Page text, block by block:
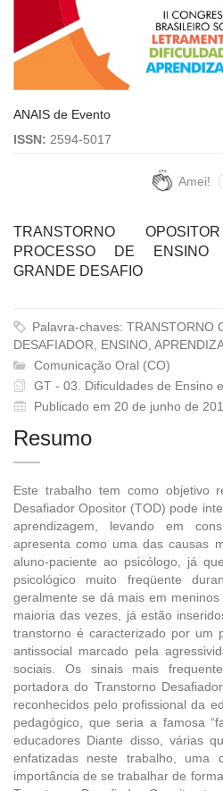
ANAIS de Evento
ISSN: 2594-5017
Amei!
TRANSTORNO
PROCESSO DE ENSINO
GRANDE DESAFIO
Palavra-chaves: TRANSTORNO
DESAFIADOR, ENSINO,
Comunicação Oral (CO)
GT - 03. Dificuldades de Ensino
Publicado em 20 de junho de
Resumo
Este trabalho tem como objetivo
Desafiador Opositor (TOD) pode
aprendizagem, levando em
apresenta como uma das causas
aluno-paciente ao psicólogo, já
psicológico muito freqüente
geralmente se dá mais em
maioria das vezes, já estão
transtorno é caracterizado por um
antissocial marcado pela
sociais. Os sinais mais
portadora do Transtorno
reconhecidos pelo profissional da
pedagógico, que seria a famosa
educadores Diante disso, várias
enfatizadas neste trabalho, uma
importância de se trabalhar de